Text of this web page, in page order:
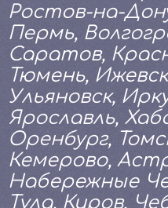
Ростов-на-
Пермь,
Саратов,
Тюмень,
Ульяновск,
Ярославль,
Оренбург,
Кемерово,
Набережные
Тула, Киров,